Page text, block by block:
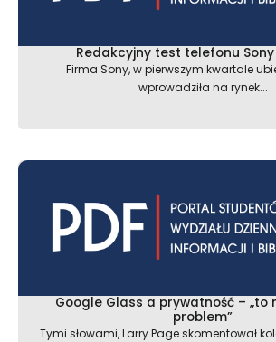
Redakcyjny test telefonu Sony
Firma Sony, w pierwszym kwartale
wprowadziła na rynek...
Google Glass a prywatność – „to
problem”
Tymi słowami, Larry Page skomentował